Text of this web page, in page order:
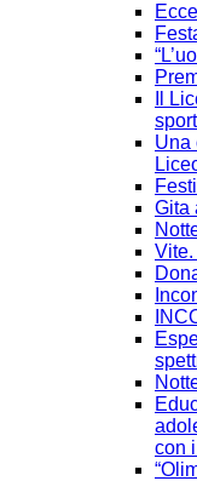
Il
Una
Gita
con